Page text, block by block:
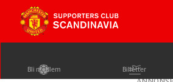
Bli medlem Billetter